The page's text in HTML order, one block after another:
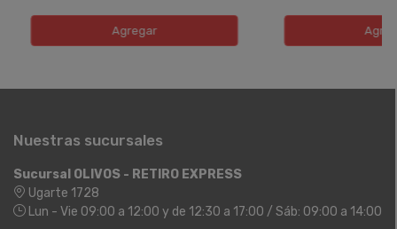
Agregar
Nuestras sucursales
Sucursal OLIVOS - RETIRO EXPRESS
Ugarte 1728
Lun - Vie 09:00 a 12:00 y de 12:30 a 17:00 / Sáb: 09:00 a 14:00